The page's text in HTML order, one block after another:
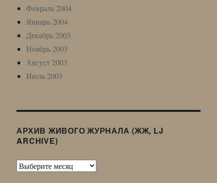
Февраль 2004
Январь 2004
Декабрь 2003
Ноябрь 2003
Август 2003
Июль 2003
АРХИВ ЖИВОГО ЖУРНАЛА (ЖЖ, LJ
ARCHIVE)
Архив